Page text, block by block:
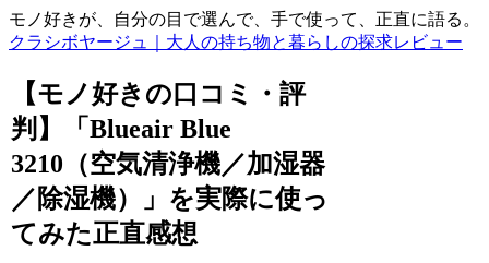
モノ好きが、自分の目で選んで、手で使って、正直に語る。
クラシボヤージュ｜大人の持ち物と暮らしの探求レビュー
【モノ好きの口コミ・評
判】「Blueair Blue
3210（空気清浄機／加湿器
／除湿機）」を実際に使っ
てみた正直感想